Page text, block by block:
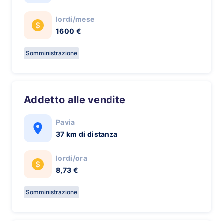
lordi/mese
1600 €
Somministrazione
Addetto alle vendite
Pavia
37 km di distanza
lordi/ora
8,73 €
Somministrazione